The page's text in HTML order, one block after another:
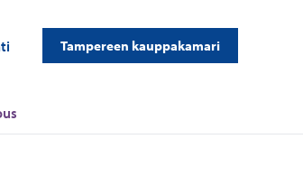
Tampereen kauppakamari